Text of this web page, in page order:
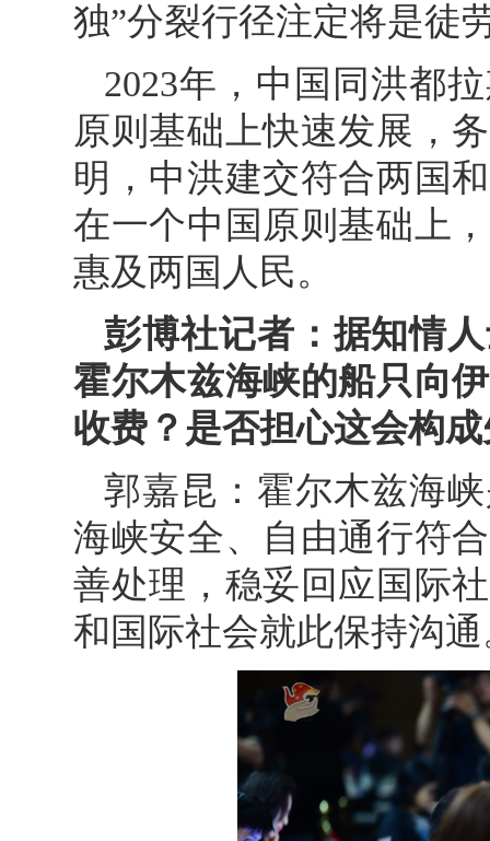
独”分裂行径注定将是徒
2023年，中国同洪都
原则基础上快速发展，
明，中洪建交符合两国
在一个中国原则基础上
惠及两国人民。
彭博社记者：据知情
霍尔木兹海峡的船只向
收费？是否担心这会构
郭嘉昆：霍尔木兹海
海峡安全、自由通行符
善处理，稳妥回应国际
和国际社会就此保持沟